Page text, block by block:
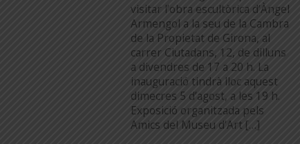
visitar l’obra escultòrica d’Àngel
Armengol a la seu de la Cambra
de la Propietat de Girona, al
carrer Ciutadans, 12, de dilluns
a divendres de 17 a 20 h. La
inauguració tindrà lloc aquest
dimecres 5 d’agost, a les 19 h.
Exposició organitzada pels
Amics del Museu d’Art […]